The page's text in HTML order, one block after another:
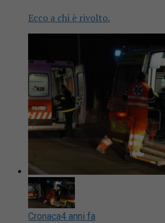
Ecco a chi è rivolto.
Cronaca4 anni fa